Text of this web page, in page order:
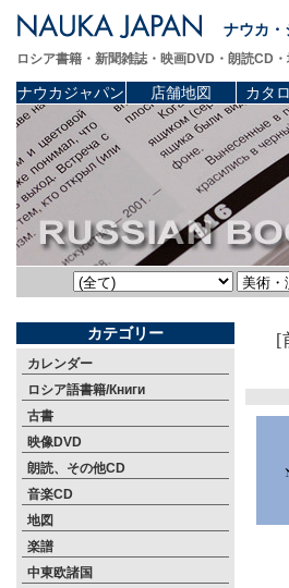
ナウカ・
ロシア書籍・新聞雑誌・映画DVD・朗読CD
ナウカジャパン 店舗地図 カタ
カテゴリー
カレンダー
ロシア語書籍/Книги
古書
映像DVD
朗読、その他CD
音楽CD
地図
楽譜
中東欧諸国
[